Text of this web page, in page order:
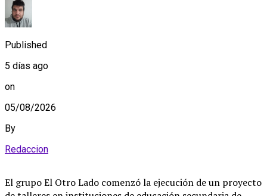
Published
5 días ago
on
05/08/2026
By
Redaccion
El grupo El Otro Lado comenzó la ejecución de un proyecto